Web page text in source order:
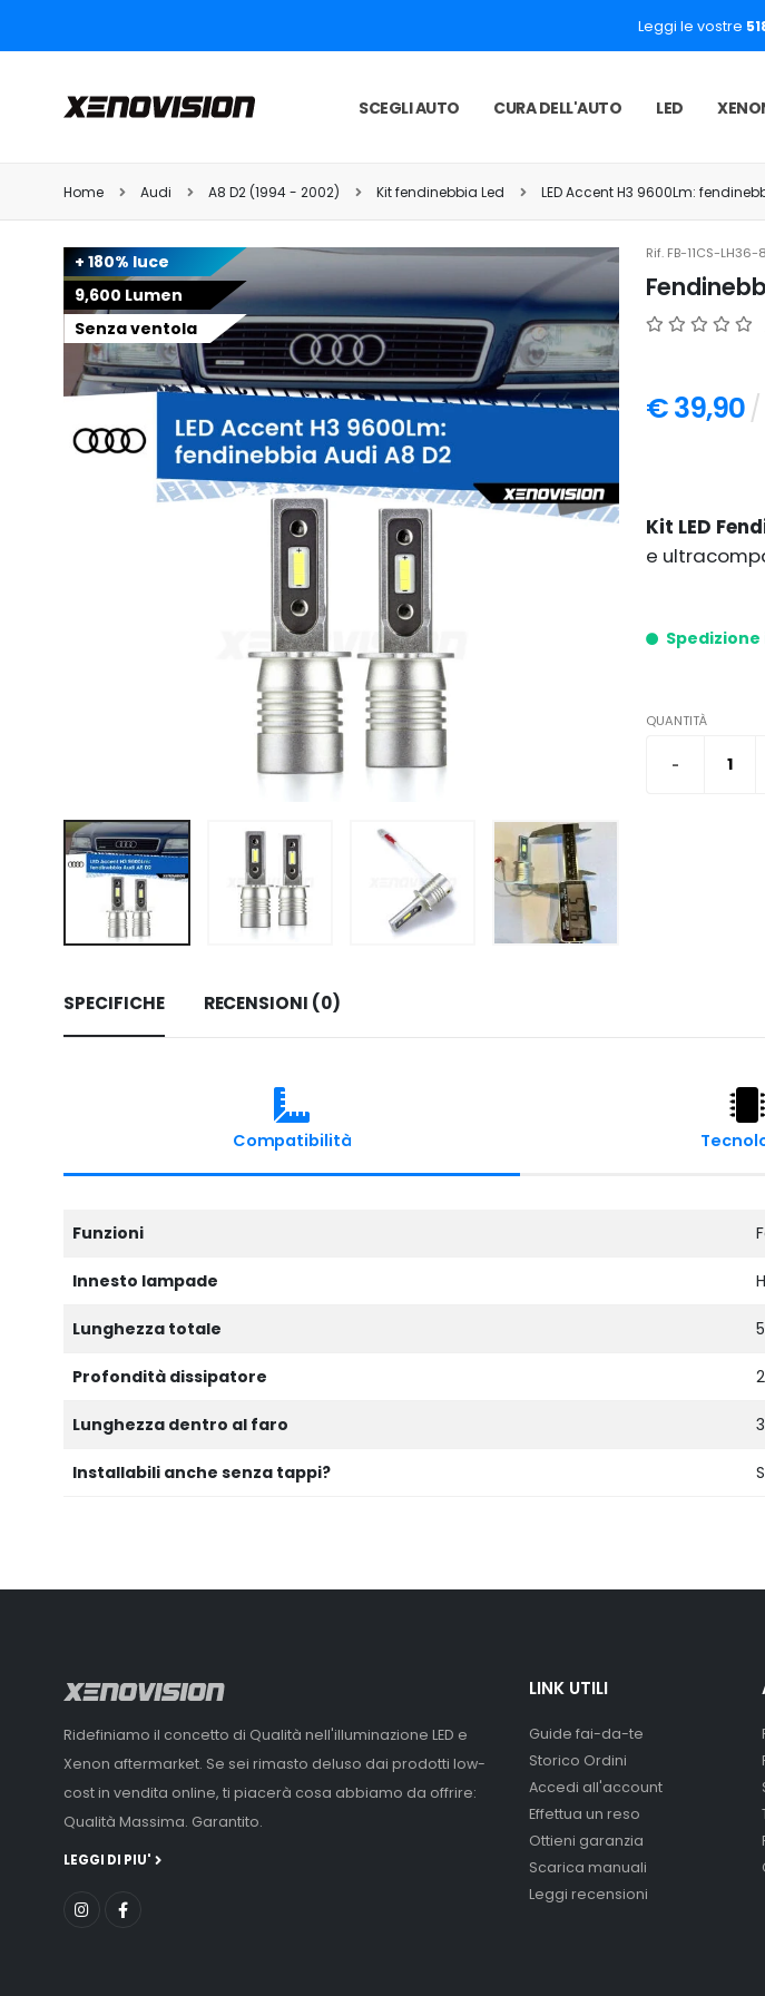
Leggi le vostre
SCEGLI AUTO CURA DELL'AUTO LED
Home Audi A8 D2 (1994 - 2002) Kit fendinebbia Led LED Accent H3 9600Lm:
+ 180% luce
9,600 Lumen
Senza ventola
Rif. FB-11CS-LH36-
€ 39,90
Kit LED
e
QUANTITÀ
SPECIFICHE RECENSIONI (0)
Compatibilità
Funzioni
Innesto lampade
Lunghezza totale
Profondità dissipatore
Lunghezza dentro al faro
Installabili anche senza tappi?
Ridefiniamo il concetto di Qualità nell'illuminazione LED e
Xenon aftermarket. Se sei rimasto deluso dai prodotti low-
cost in vendita online, ti piacerà cosa abbiamo da offrire:
Qualità Massima. Garantito.
LEGGI DI PIU'
LINK UTILI
Guide fai-da-te
Storico Ordini
Accedi all'account
Effettua un reso
Ottieni garanzia
Scarica manuali
Leggi recensioni